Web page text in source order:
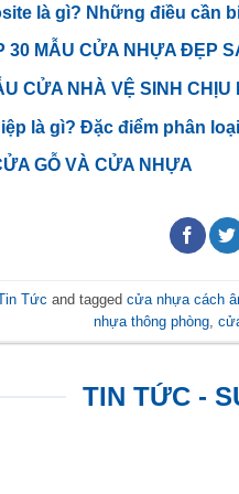
là gì? Những điều cần
30 MẪU CỬA NHỰA ĐẸP
CỬA NHÀ VỆ SINH CHỊU
là gì? Đặc điểm phân
GỖ VÀ CỬA NHỰA
Tức and tagged cửa nhựa cách
nhựa thông phòng
TIN TỨC -